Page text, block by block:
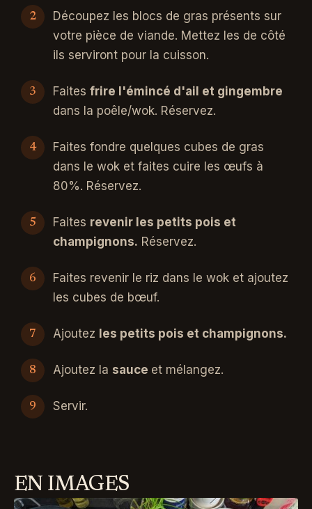
Découpez les blocs de gras présents sur
votre pièce de viande. Mettez les de côté
ils serviront pour la cuisson.
Faites frire l'émincé d'ail et gingembre
dans la poêle/wok. Réservez.
Faites fondre quelques cubes de gras
dans le wok et faites cuire les œufs à
80%. Réservez.
Faites revenir les petits pois et
champignons. Réservez.
Faites revenir le riz dans le wok et ajoutez
les cubes de bœuf.
Ajoutez les petits pois et champignons.
Ajoutez la sauce et mélangez.
Servir.
EN IMAGES